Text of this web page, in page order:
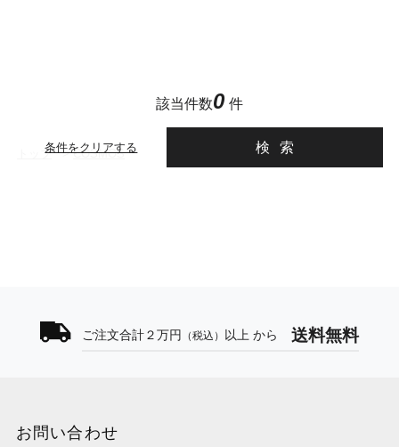
該当件数0 件
検索
条件をクリアする
トップ >COSMOS
ご注文合計２万円 （税込） 以上 から 送料無料
お問い合わせ